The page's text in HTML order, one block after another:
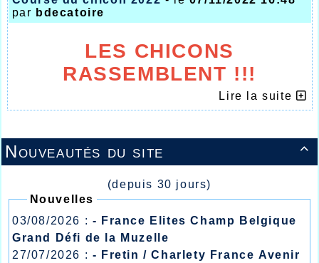

Nouveautés du site
(depuis 30 jours)
Nouvelles
03/08/2026 : - France Elites Champ Belgique
Grand Défi de la Muzelle
27/07/2026 : - Fretin / Charlety France Avenir
par bdecatoire
LES CHICONS
RASSEMBLENT !!!
Lire la suite